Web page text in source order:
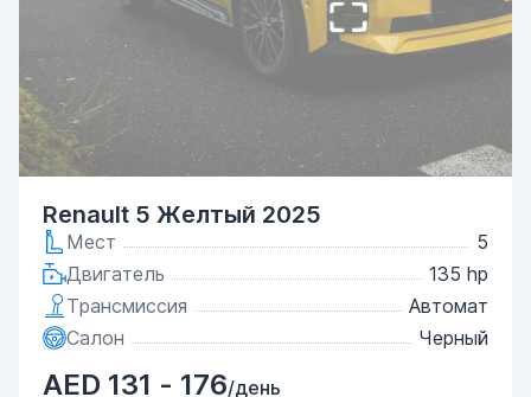
Renault 5 Желтый 2025
Мест
5
Двигатель
135 hp
Трансмиссия
Автомат
Салон
Черный
AED 131 - 176/день